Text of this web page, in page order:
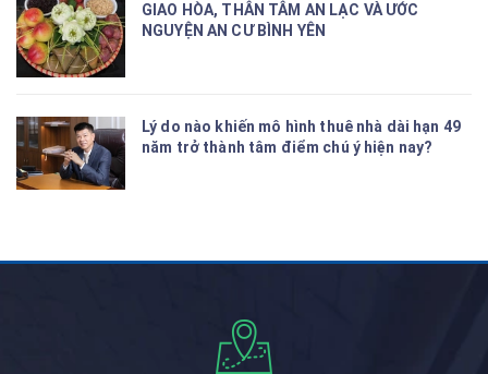
GIAO HÒA, THÂN TÂM AN LẠC VÀ ƯỚC
NGUYỆN AN CƯ BÌNH YÊN
Lý do nào khiến mô hình thuê nhà dài hạn 49
năm trở thành tâm điểm chú ý hiện nay?